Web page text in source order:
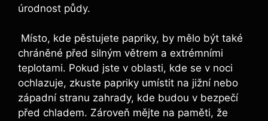
úrodnost půdy.
‍ Místo, kde ⁣pěstujete papriky, by ‍mělo být také
chráněné⁣ před silným větrem a​ extrémními⁣
teplotami.‍ Pokud‍ jste ​v oblasti, kde se v noci
ochlazuje, zkuste ​papriky umístit na jižní‍ nebo
západní stranu zahrady, kde budou v bezpečí
před chladem. Zároveň‌ mějte na paměti, že